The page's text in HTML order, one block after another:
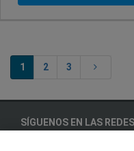
1 2 3
SÍGUENOS EN LAS REDES